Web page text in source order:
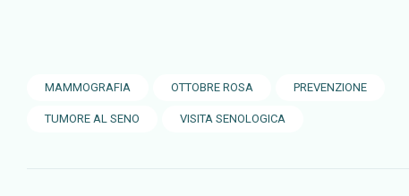
MAMMOGRAFIA OTTOBRE ROSA PREVENZIONE
TUMORE AL SENO VISITA SENOLOGICA